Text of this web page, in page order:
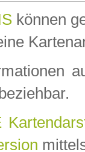
können
beziehbar.